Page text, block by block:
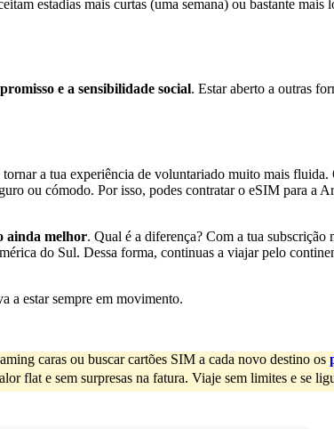
estadias mais curtas (uma semana) ou bastante mais
e a sensibilidade social. Estar aberto a outras
a tua experiência de voluntariado muito mais
ou cómodo. Por isso, podes contratar o eSIM para a
ainda melhor. Qual é a diferença? Com a tua subscrição
do Sul. Dessa forma, continuas a viajar pelo
a estar sempre em movimento.
caras ou buscar cartões SIM a cada novo destino os
flat e sem surpresas na fatura. Viaje sem limites e se